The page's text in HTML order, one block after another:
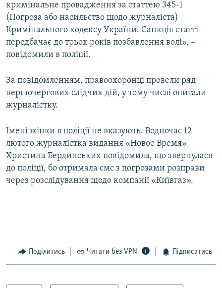
Усі сайти RFE/RL
кримінальне провадження за статтею 345-1
(Погроза або насильство щодо журналіста)
Кримінального кодексу України. Санкція статті
передбачає до трьох років позбавлення волі», –
повідомили в поліції.
За повідомленням, правоохоронці провели ряд
першочергових слідчих дій, у тому числі опитали
журналістку.
Імені жінки в поліції не вказують. Водночас 12
лютого журналістка видання «Новое Время»
Христина Бердинських повідомила, що звернулася
до поліції, бо отримала смс з погрозами розправи
через розслідування щодо компанії «Київгаз».
Поділитись Читати без VPN Підписатись